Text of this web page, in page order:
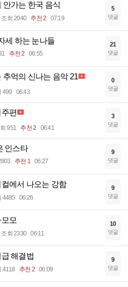
안가는 한국 음식
조회 2040 추천 2 07:19
5
댓글
세 하는 눈나들
추천 2 06:55
21
댓글
추억의 신나는 음악 21
499 06:43
0
댓글
편
951 추천 2 06:41
3
댓글
인스타
추천 1 06:27
9
댓글
에서 나오는 강함
4485 06:26
9
댓글
모
조회 2330 06:11
10
댓글
해결법
4118 추천 2 06:09
9
댓글